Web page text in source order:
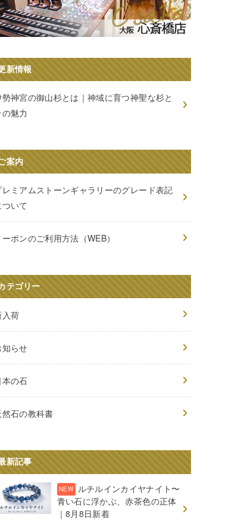
新情報
勢神宮の御山杉とは｜神域に育つ神聖な杉と
の魅力
案内
レミアムストーンギャラリーのグレード表記
ついて
ーポンのご利用方法（WEB）
テゴリー
入荷
知らせ
本の石
然石の教科書
新記事
ルチルインカイヤナイト〜
青い石に浮かぶ、赤茶色の正体
｜8月8日新着